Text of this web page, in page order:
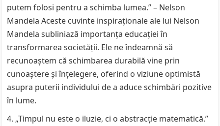
putem folosi pentru a schimba lumea.” – Nelson
Mandela Aceste cuvinte inspiraționale ale lui Nelson
Mandela subliniază importanța educației în
transformarea societății. Ele ne îndeamnă să
recunoaștem că schimbarea durabilă vine prin
cunoaștere și înțelegere, oferind o viziune optimistă
asupra puterii individului de a aduce schimbări pozitive
în lume.
„Timpul nu este o iluzie, ci o abstracție matematică.”